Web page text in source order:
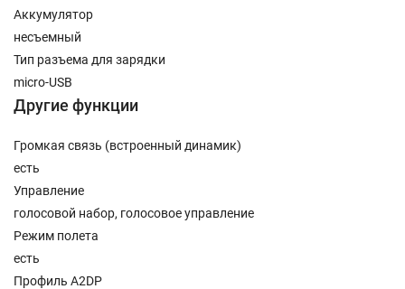
Аккумулятор
несъемный
Тип разъема для зарядки
micro-USB
Другие функции
Громкая связь (встроенный динамик)
есть
Управление
голосовой набор, голосовое управление
Режим полета
есть
Профиль A2DP